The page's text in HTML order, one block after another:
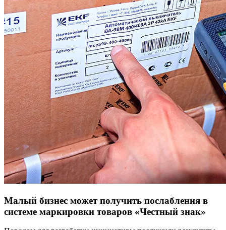
Малый бизнес может получить послабления в
системе маркировки товаров «Честный знак»